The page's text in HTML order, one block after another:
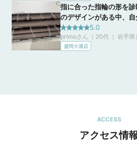
す。
指に合った指輪の形を
のデザインがある中、
探す事ができました。ま
で座って指輪を選ぶ事が
ず妊娠中でも安心して過
5.0
primoさん（ 20代 ｜ 岩手県）
盛岡大通店
ACCESS
アクセス情